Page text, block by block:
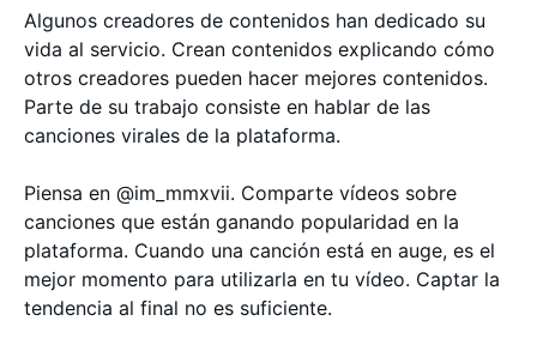
Algunos creadores de contenidos han dedicado su
vida al servicio. Crean contenidos explicando cómo
otros creadores pueden hacer mejores contenidos.
Parte de su trabajo consiste en hablar de las
canciones virales de la plataforma.
Piensa en @im_mmxvii. Comparte vídeos sobre
canciones que están ganando popularidad en la
plataforma. Cuando una canción está en auge, es el
mejor momento para utilizarla en tu vídeo. Captar la
tendencia al final no es suficiente.